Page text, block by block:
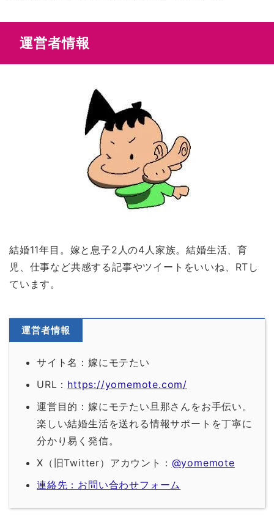
運営者情報
結婚11年目。嫁と息子2人の4人家族。結婚生活、育
児、仕事など共感する記事やツイートをいいね、RTし
ています。
運営者情報
サイト名：嫁にモテたい
URL： https://yomemote.com/
運営目的：嫁にモテたい旦那さんをお手伝い。
楽しい結婚生活を送れる情報サポートを丁寧に
分かり易く発信。
X（旧Twitter）アカウント： @yomemote
連絡先：お問い合わせフォーム